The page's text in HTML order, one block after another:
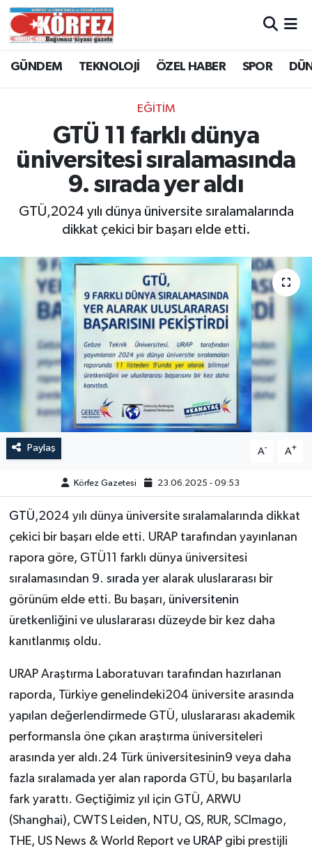
GÜNDEM TEKNOLOJİ ÖZEL HABER SPOR
EĞİTİM
GTÜ 11 farklı dünya
üniversitesi sıralamasında
9. sırada yer aldı
GTÜ,2024 yılı dünya üniversite sıralamalarında
dikkat çekici bir başarı elde etti.
Paylaş A- A+
Körfez Gazetesi 23.06.2025 - 09:53
GTÜ,2024 yılı dünya üniversite sıralamalarında dikkat
çekici bir başarı elde etti. URAP tarafından yayınlanan
rapora göre, GTÜ11 farklı dünya üniversitesi
sıralamasından 9. sırada yer alarak uluslararası bir
görünüm elde etti. Bu başarı, üniversitenin
üretkenliğini ve uluslararası düzeyde bir kez daha
kanıtlanmış oldu.
URAP Araştırma Laboratuvarı tarafından hazırlanan
raporda, Türkiye genelindeki204 üniversite arasında
yapılan değerlendirmede GTÜ, uluslararası akademik
performansla öne çıkan araştırma üniversiteleri
arasında yer aldı.24 Türk üniversitesinin9 veya daha
fazla sıralamada yer alan raporda GTÜ, bu başarılarla
fark yarattı. Geçtiğimiz yıl için GTÜ, ARWU
(Shanghai), CWTS Leiden, NTU, QS, RUR, SCImago,
THE, US News & World Report ve URAP gibi prestijli
Trafik Durumu
Süper Lig Puan Durumu ve Fikstür
Tüm Manşetler
Son Dakika Haberleri
Haber Arşivi